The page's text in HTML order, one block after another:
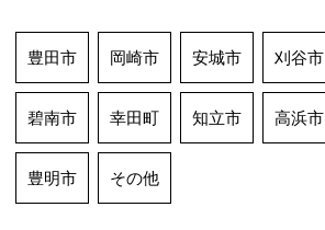
豊田市 岡崎市 安城市 刈谷市
碧南市 幸田町 知立市 高浜市
豊明市 その他